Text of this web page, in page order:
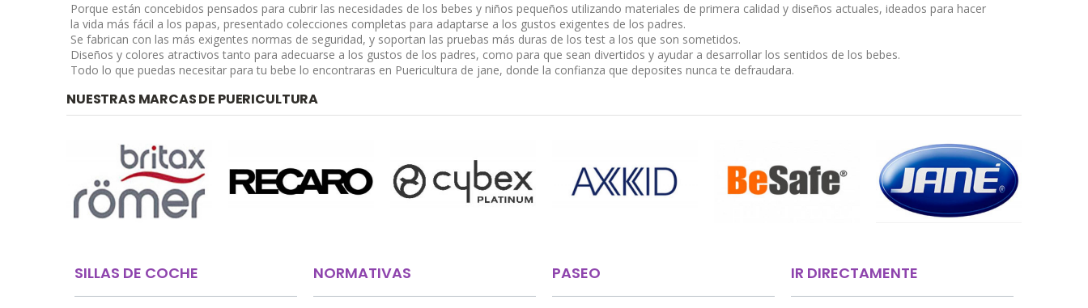
Porque están concebidos pensados para cubrir las necesidades de los bebes y niños pequeños utilizando materiales de primera calidad y diseños actuales, ideados para hacer
la vida más fácil a los papas, presentado colecciones completas para adaptarse a los gustos exigentes de los padres.
Se fabrican con las más exigentes normas de seguridad, y soportan las pruebas más duras de los test a los que son sometidos.
Diseños y colores atractivos tanto para adecuarse a los gustos de los padres, como para que sean divertidos y ayudar a desarrollar los sentidos de los bebes.
Todo lo que puedas necesitar para tu bebe lo encontraras en Puericultura de jane, donde la confianza que deposites nunca te defraudara.
NUESTRAS MARCAS DE PUERICULTURA
SILLAS DE COCHE NORMATIVAS PASEO IR DIRECTAMENTE